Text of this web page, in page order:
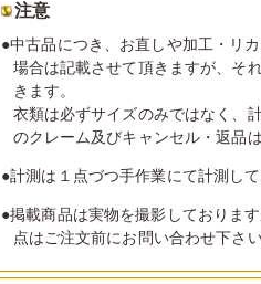
注意
●中古品につき、お直しや加工・リ
場合は記載させて頂きますが、そ
きます。
衣類は必ずサイズのみではなく、
のクレーム及びキャンセル・返品
●計測は１点づつ手作業にて計測し
●掲載商品は実物を撮影しておりま
点はご注文前にお問い合わせ下さい